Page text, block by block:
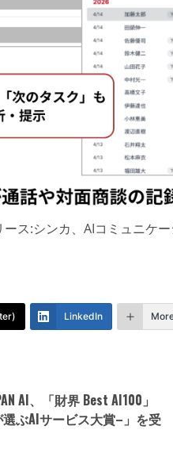
ス:シンカ、AIコミュニケ
LinkedIn
AI、「財界 Best AI100」
ぶAIサービス大賞–」を受